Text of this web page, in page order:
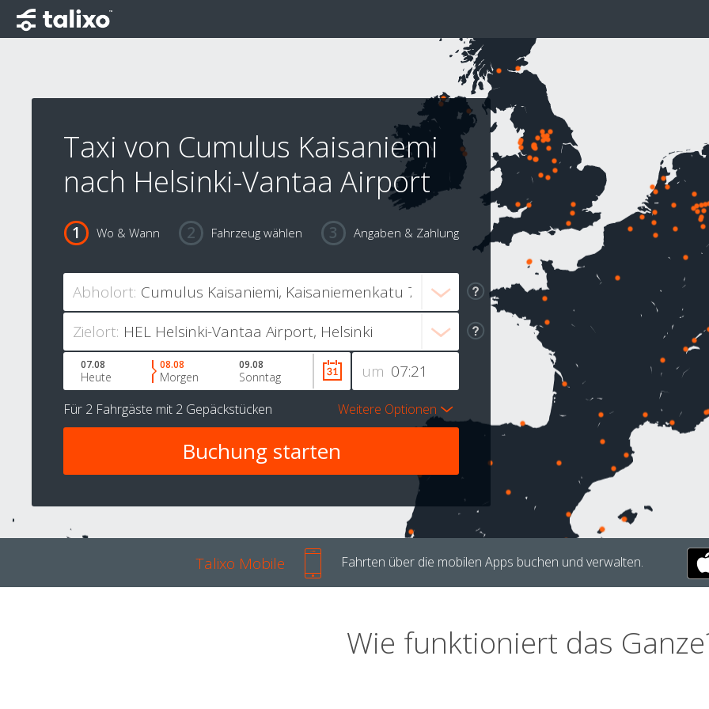
Taxi von Cumulus Kaisaniemi
nach Helsinki-Vantaa Airport
Wo & Wann Fahrzeug wählen Angaben & Zahlung
Abholort:
Zielort:
um
07.08
Heute
08.08
Morgen
09.08
Sonntag
Für 2 Fahrgäste mit 2 Gepäckstücken Weitere Optionen
Talixo Mobile Fahrten über die mobilen Apps buchen und verwalten.
Wie funktioniert das